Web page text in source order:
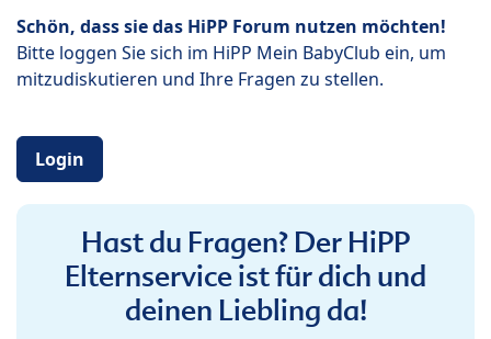
Schön, dass sie das HiPP Forum nutzen möchten!
Bitte loggen Sie sich im HiPP Mein BabyClub ein, um
mitzudiskutieren und Ihre Fragen zu stellen.
Login
Hast du Fragen? Der HiPP
Elternservice ist für dich und
deinen Liebling da!